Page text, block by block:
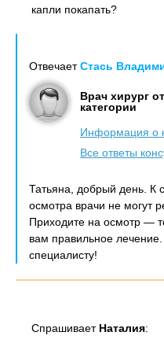
капли покапать?
ОтвечаетСтась
Врач хирург
категории
Информация о
Все ответы
Татьяна, добрый день. К
осмотра врачи не могут
Приходите на осмотр —
вам правильное
специалисту!
Спрашивает Наталия: